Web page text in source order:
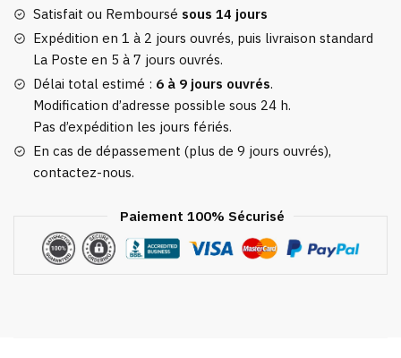
Et
Serpent
Satisfait ou Remboursé sous 14 jours
Expédition en 1 à 2 jours ouvrés, puis livraison standard
La Poste en 5 à 7 jours ouvrés.
Délai total estimé : 6 à 9 jours ouvrés.
Modification d’adresse possible sous 24 h.
Pas d’expédition les jours fériés.
En cas de dépassement (plus de 9 jours ouvrés),
contactez-nous.
Paiement 100% Sécurisé